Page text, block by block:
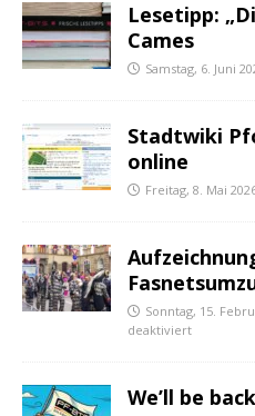
Lesetipp:
Cames
Samstag, 6. Juni
Stadtwiki
online
Freitag, 8. Mai
Sonntag, 15.
deaktiviert
We’ll be